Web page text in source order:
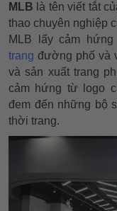
MLB là tên viết tắt
thao chuyên nghiệp
MLB lấy cảm
trang đường phố và
và sản xuất trang
cảm hứng từ logo
đem đến những bộ
thời trang.